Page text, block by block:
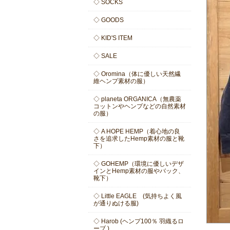
◇ SOCKS
◇ GOODS
◇ KID'S ITEM
◇ SALE
◇ Oromina（体に優しい天然繊
維ヘンプ素材の服）
◇ planeta ORGANICA（無農薬
コットンやヘンプなどの自然素材
の服）
◇ A HOPE HEMP（着心地の良
さを追求したHemp素材の服と靴
下）
◇ GOHEMP（環境に優しいデザ
インとHemp素材の服やバック、
靴下）
◇ Little EAGLE (気持ちよく風
が通りぬける服)
◇ Harob (ヘンプ100％ 羽織るロ
ーブ )